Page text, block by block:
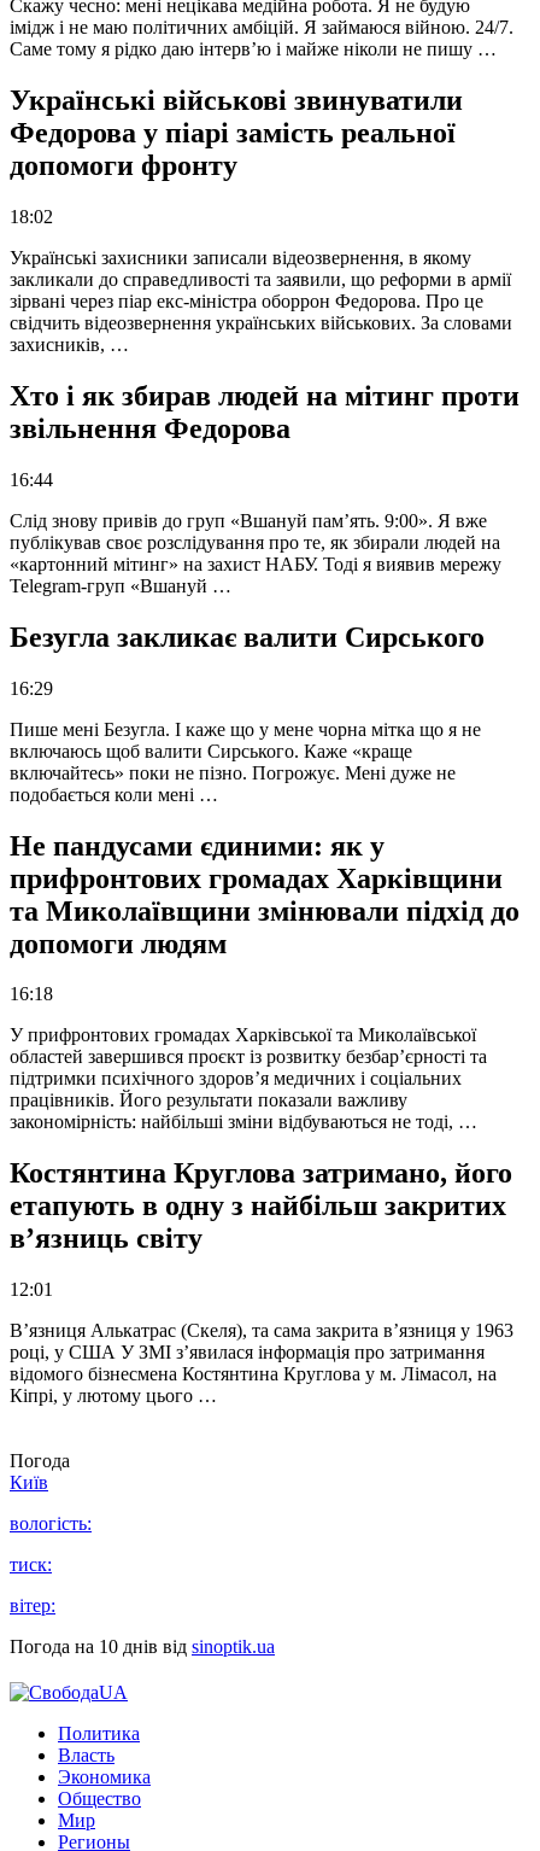
Скажу чесно: мені нецікава медійна робота. Я не будую
імідж і не маю політичних амбіцій. Я займаюся війною. 24/7.
Саме тому я рідко даю інтерв’ю і майже ніколи не пишу …
Українські військові звинуватили
Федорова у піарі замість реальної
допомоги фронту
18:02
Українські захисники записали відеозвернення, в якому
закликали до справедливості та заявили, що реформи в армії
зірвані через піар екс-міністра оборрон Федорова. Про це
свідчить відеозвернення українських військових. За словами
захисників, …
Хто і як збирав людей на мітинг проти
звільнення Федорова
16:44
Слід знову привів до груп «Вшануй пам’ять. 9:00». Я вже
публікував своє розслідування про те, як збирали людей на
«картонний мітинг» на захист НАБУ. Тоді я виявив мережу
Telegram-груп «Вшануй …
Безугла закликає валити Сирського
16:29
Пише мені Безугла. І каже що у мене чорна мітка що я не
включаюсь щоб валити Сирського. Каже «краще
включайтесь» поки не пізно. Погрожує. Мені дуже не
подобається коли мені …
Не пандусами єдиними: як у
прифронтових громадах Харківщини
та Миколаївщини змінювали підхід до
допомоги людям
16:18
У прифронтових громадах Харківської та Миколаївської
областей завершився проєкт із розвитку безбар’єрності та
підтримки психічного здоров’я медичних і соціальних
працівників. Його результати показали важливу
закономірність: найбільші зміни відбуваються не тоді, …
Костянтина Круглова затримано, його
етапують в одну з найбільш закритих
в’язниць світу
12:01
В’язниця Алькатрас (Скеля), та сама закрита в’язниця у 1963
році, у США У ЗМІ з’явилася інформація про затримання
відомого бізнесмена Костянтина Круглова у м. Лімасол, на
Кіпрі, у лютому цього …
Погода
Київ
вологість:
тиск:
вітер:
Погода на 10 днів від sinoptik.ua
Политика
Власть
Экономика
Общество
Мир
Регионы